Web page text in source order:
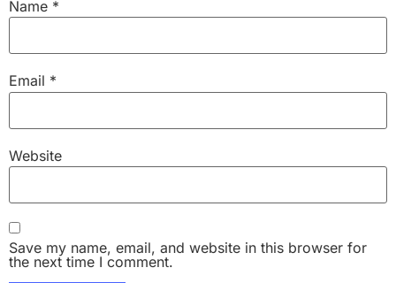
Name *
Email *
Website
Save my name, email, and website in this browser for
the next time I comment.